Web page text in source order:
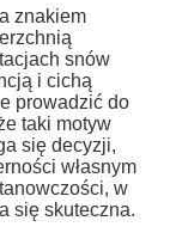
znakiem
snów
i cichą
prowadzić do
taki motyw
się decyzji,
własnym
w
się skuteczna.